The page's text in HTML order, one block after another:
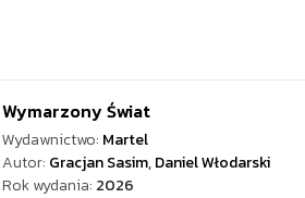
Wymarzony Świat
Wydawnictwo: Martel
Autor: Gracjan Sasim,Daniel Włodarski
Rok wydania: 2026